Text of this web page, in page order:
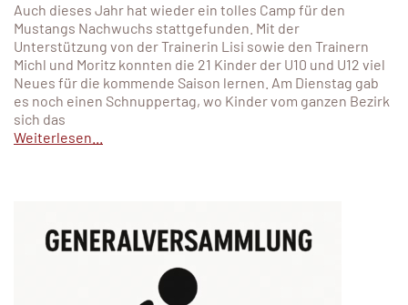
Auch dieses Jahr hat wieder ein tolles Camp für den
Mustangs Nachwuchs stattgefunden. Mit der
Unterstützung von der Trainerin Lisi sowie den Trainern
Michl und Moritz konnten die 21 Kinder der U10 und U12 viel
Neues für die kommende Saison lernen. Am Dienstag gab
es noch einen Schnuppertag, wo Kinder vom ganzen Bezirk
sich das
Weiterlesen...